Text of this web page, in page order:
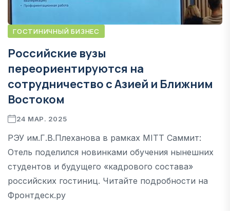
ГОСТИНИЧНЫЙ БИЗНЕС
Российские вузы
переориентируются на
сотрудничество с Азией и Ближним
Востоком
24 МАР. 2025
РЭУ им.Г.В.Плеханова в рамках MITT Саммит:
Отель поделился новинками обучения нынешних
студентов и будущего «кадрового состава»
российских гостиниц. Читайте подробности на
Фронтдеск.ру